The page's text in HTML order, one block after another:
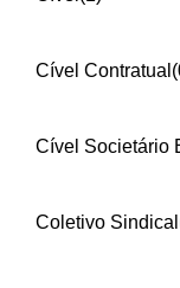
Cível Contratual
Cível Societário
Coletivo Sindical